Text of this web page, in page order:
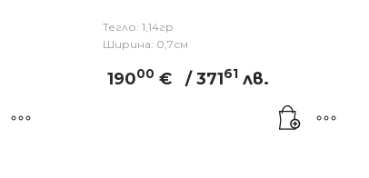
Тегло: 1,14гр
Ширина: 0,7см
19000 € / 37161 лв.